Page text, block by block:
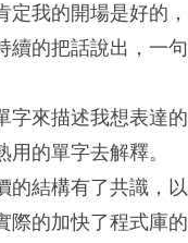
我的開場是好的，
續的把話說出，一句
字來描述我想表達的
用的單字去解釋。
的結構有了共識，以
際的加快了程式庫的